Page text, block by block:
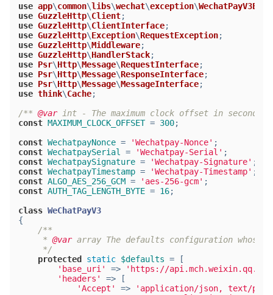
use app\common\libs\wechat\exception\
use GuzzleHttp\Client;
use GuzzleHttp\ClientInterface;
use GuzzleHttp\Exception\RequestException;
use GuzzleHttp\Middleware;
use GuzzleHttp\HandlerStack;
use Psr\Http\Message\RequestInterface;
use Psr\Http\Message\ResponseInterface;
use Psr\Http\Message\MessageInterface;
use think\Cache;
/** @var int - The maximum clock offset in second */
const MAXIMUM_CLOCK_OFFSET = 300;
const WechatpayNonce = 'Wechatpay-Nonce' ;
const WechatpaySerial = 'Wechatpay-Serial' ;
const WechatpaySignature = 'Wechatpay-Signature' ;
const WechatpayTimestamp = 'Wechatpay-Timestamp' ;
const ALGO_AES_256_GCM = 'aes-256-gcm' ;
const AUTH_TAG_LENGTH_BYTE = 16;
class WeChatPayV3
{
/**
     *
@var array The defaults configuration whose
     */
protected
static $defaults = [
'base_uri'
=>
'https://
'headers'
=> [
'Accept'
=>
'application/json, text/